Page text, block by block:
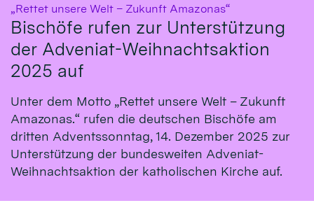
„Rettet unsere Welt – Zukunft Amazonas“
Bischöfe rufen zur Unterstützung
der Adveniat-Weihnachtsaktion
2025 auf
Unter dem Motto „Rettet unsere Welt – Zukunft
Amazonas.“ rufen die deutschen Bischöfe am
dritten Adventssonntag, 14. Dezember 2025 zur
Unterstützung der bundesweiten Adveniat-
Weihnachtsaktion der katholischen Kirche auf.